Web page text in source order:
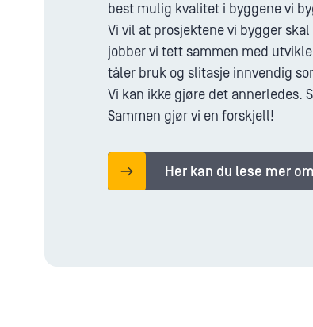
best mulig kvalitet i byggene vi
Vi vil at prosjektene vi bygger
jobber vi tett sammen med
tåler bruk og slitasje innvendig
Vi kan ikke gjøre det annerledes.
Sammen gjør vi en forskjell!
Her kan du lese mer